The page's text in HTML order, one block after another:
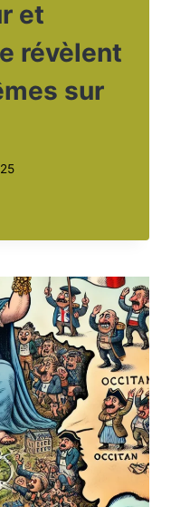
et
révèlent
sur